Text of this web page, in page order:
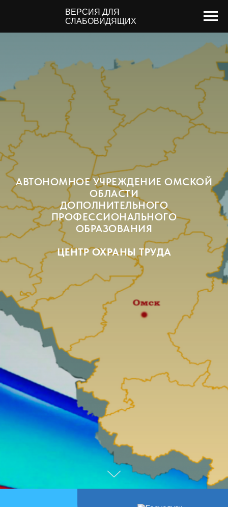
ВЕРСИЯ ДЛЯ
СЛАБОВИДЯЩИХ
АВТОНОМНОЕ УЧРЕЖДЕНИЕ ОМСКОЙ
ОБЛАСТИ
ДОПОЛНИТЕЛЬНОГО
ПРОФЕССИОНАЛЬНОГО
ОБРАЗОВАНИЯ
ЦЕНТР ОХРАНЫ ТРУДА